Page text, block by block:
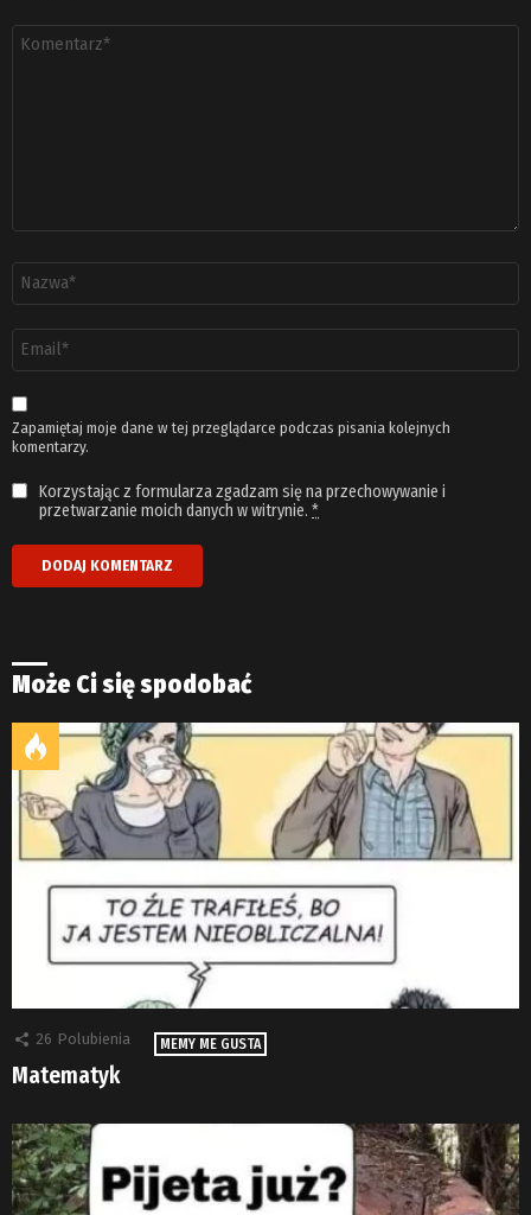
email
*
Zapamiętaj moje dane w tej przeglądarce podczas pisania kolejnych
komentarzy.
Korzystając z formularza zgadzam się na przechowywanie i
przetwarzanie moich danych w witrynie. *
Może Ci się spodobać
26 Polubienia MEMY ME GUSTA
Matematyk